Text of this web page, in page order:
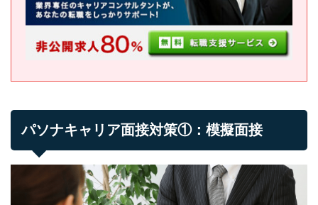
パソナキャリア面接対策①：模擬面接